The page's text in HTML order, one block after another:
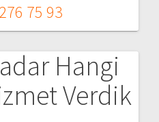
75 93
Hangi
Verdik